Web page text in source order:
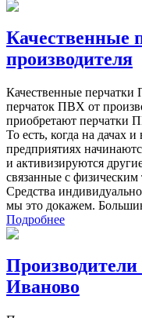
Качественные
производителя
Качественные
перчаток ПВХ от
приобретают перчатки
То есть, когда на дачах
предприятиях
и активизируются
связанные с
Средства
мы это докажем.
Подробнее
Производители
Иваново